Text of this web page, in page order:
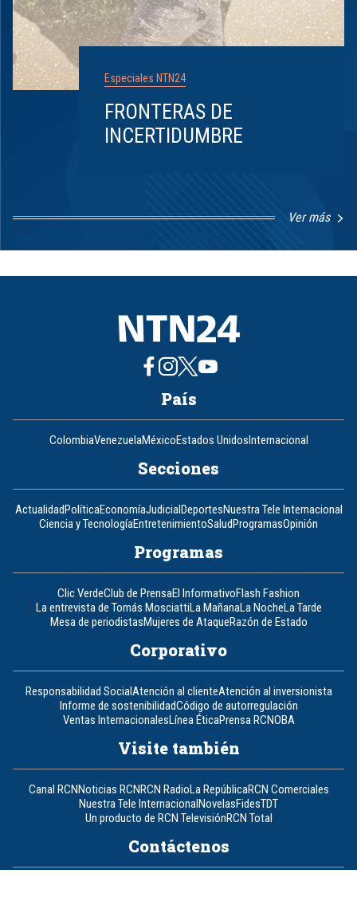
Especiales NTN24
FRONTERAS DE
INCERTIDUMBRE
Ver más
1
8
País
ColombiaVenezuelaMéxicoEstados UnidosInternacional
Secciones
ActualidadPolíticaEconomíaJudicialDeportesNuestra Tele Internacional
Ciencia y TecnologíaEntretenimientoSaludProgramasOpinión
Programas
Clic VerdeClub de PrensaEl InformativoFlash Fashion
La entrevista de Tomás MosciattiLa MañanaLa NocheLa Tarde
Mesa de periodistasMujeres de AtaqueRazón de Estado
Corporativo
Responsabilidad SocialAtención al clienteAtención al inversionista
Informe de sostenibilidadCódigo de autorregulación
Ventas InternacionalesLínea ÉticaPrensa RCNOBA
Visite también
Canal RCNNoticias RCNRCN RadioLa RepúblicaRCN Comerciales
Nuestra Tele InternacionalNovelasFidesTDT
Un producto de RCN TelevisiónRCN Total
Contáctenos